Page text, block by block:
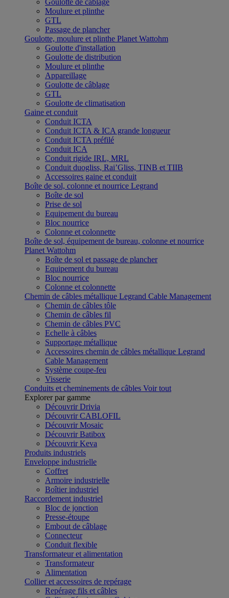
Goulotte de câblage
Moulure et plinthe
GTL
Passage de plancher
Goulotte, moulure et plinthe Planet Wattohm
Goulotte d'installation
Goulotte de distribution
Moulure et plinthe
Appareillage
Goulotte de câblage
GTL
Goulotte de climatisation
Gaine et conduit
Conduit ICTA
Conduit ICTA & ICA grande longueur
Conduit ICTA préfilé
Conduit ICA
Conduit rigide IRL, MRL
Conduit duogliss, Rai’Gliss, TINB et TIIB
Accessoires gaine et conduit
Boîte de sol, colonne et nourrice Legrand
Boîte de sol
Prise de sol
Equipement du bureau
Bloc nourrice
Colonne et colonnette
Boîte de sol, équipement de bureau, colonne et nourrice
Planet Wattohm
Boîte de sol et passage de plancher
Equipement du bureau
Bloc nourrice
Colonne et colonnette
Chemin de câbles métallique Legrand Cable Management
Chemin de câbles tôle
Chemin de câbles fil
Chemin de câbles PVC
Echelle à câbles
Supportage métallique
Accessoires chemin de câbles métallique Legrand
Cable Management
Système coupe-feu
Visserie
Conduits et cheminements de câbles Voir tout
Explorer par gamme
Découvrir Drivia
Découvrir CABLOFIL
Découvrir Mosaic
Découvrir Batibox
Découvrir Keva
Produits industriels
Enveloppe industrielle
Coffret
Armoire industrielle
Boîtier industriel
Raccordement industriel
Bloc de jonction
Presse-étoupe
Embout de câblage
Connecteur
Conduit flexible
Transformateur et alimentation
Transformateur
Alimentation
Collier et accessoires de repérage
Repérage fils et câbles